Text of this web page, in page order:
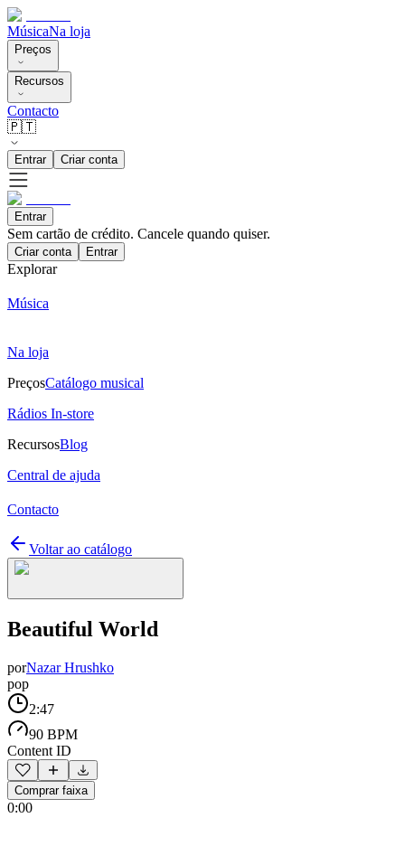
MúsicaNa loja
Preços
Recursos
Contacto
🇵🇹
Entrar Criar conta
Entrar
Sem cartão de crédito. Cancele quando quiser.
Criar conta Entrar
Explorar
Música
Na loja
PreçosCatálogo musical
Rádios In-store
RecursosBlog
Central de ajuda
Contacto
Voltar ao catálogo
Beautiful World
porNazar Hrushko
pop
2:47
90 BPM
Content ID
Comprar faixa
0:00